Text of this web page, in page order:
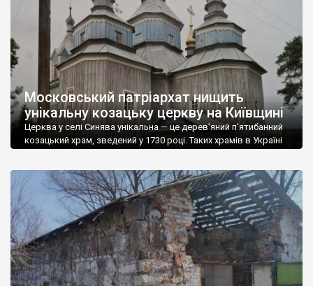
що будинок можуть цілком знести. […]
Московський патріархат нищить
унікальну козацьку церкву на Київщині
Церква у селі Синява унікальна — це дерев’яний п’ятибанний
козацький храм, зведений у 1730 році. Таких храмів в Україні
патріархії, який розпочав варварську «реставрацію». Із храму
зняли шалівку й почали вкривати його сип-панелями із
синтетичним утеплювачем, фактично знищивши первісний,
автентичний вигляд. Активісти зупинили […]